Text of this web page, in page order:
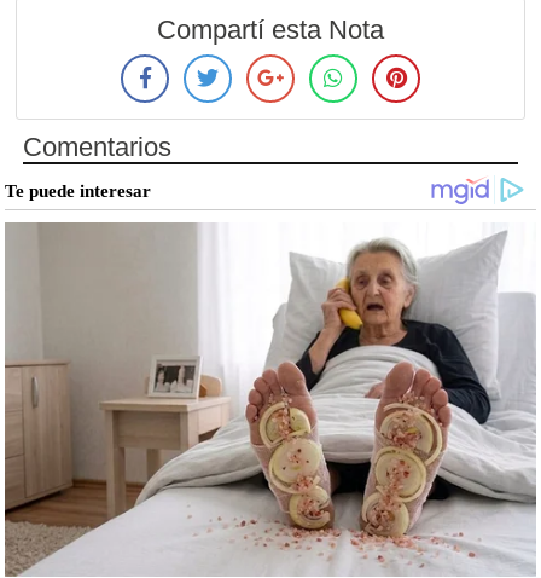
Compartí esta Nota
Comentarios